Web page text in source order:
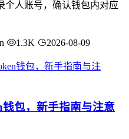
个人账号，确认钱包内对应
1.3K 2026-08-09
包，新手指南与注意